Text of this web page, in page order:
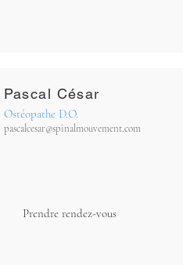
Pascal César
Ostéopathe D.O.
pascalcesar@spinalmouvement.com
Prendre rendez-vous